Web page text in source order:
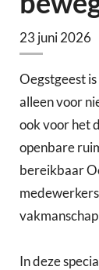
23 juni 2026
Oegstgeest
alleen voor
ook voor het
openbare
bereikbaar
In deze